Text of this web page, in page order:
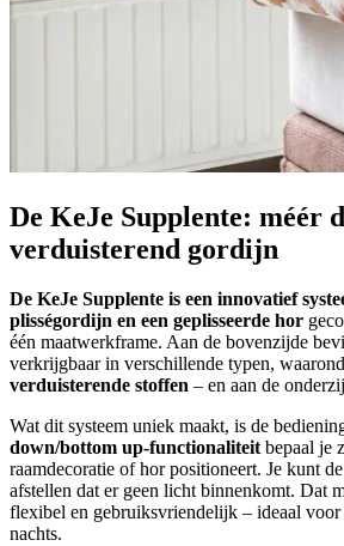
De KeJe Supplente: méér
verduisterend gordijn
De KeJe Supplente is een innovatief
plisségordijn en een geplisseerde hor
één maatwerkframe. Aan de bovenzijde
verkrijgbaar in verschillende typen,
verduisterende stoffen – en aan de
Wat dit systeem uniek maakt, is de
down/bottom up-functionaliteitbepaal je
raamdecoratie of hor positioneert. Je kunt
afstellen dat er geen licht binnenkomt. Dat
flexibel en gebruiksvriendelijk – ideaal voor
nachts.